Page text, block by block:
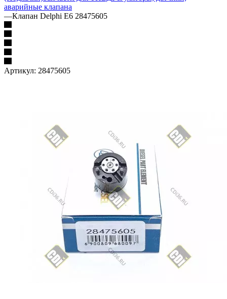
аварийные клапана
—Клапан Delphi E6 28475605
Артикул: 28475605